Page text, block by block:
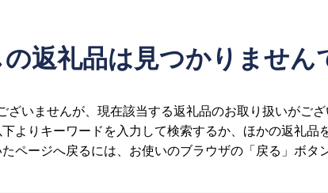
返礼品は見つかりません
ざいませんが、現在該当する返礼品のお取り扱いがござ
よりキーワードを入力して検索するか、ほかの返礼品
ページへ戻るには、お使いのブラウザの「戻る」ボタ